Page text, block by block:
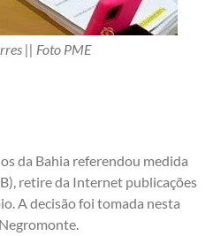
|| Foto PME
da Bahia referendou medida
retire da Internet publicações
A decisão foi tomada nesta